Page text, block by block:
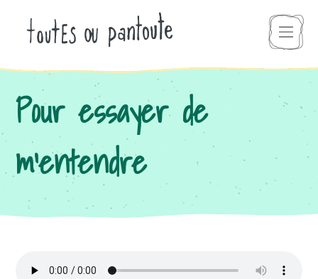
Pour essayer de
m’entendre